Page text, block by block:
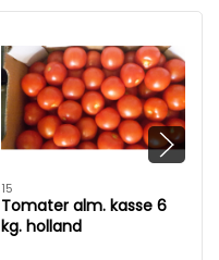
15
Tomater alm. kasse 6
kg. holland